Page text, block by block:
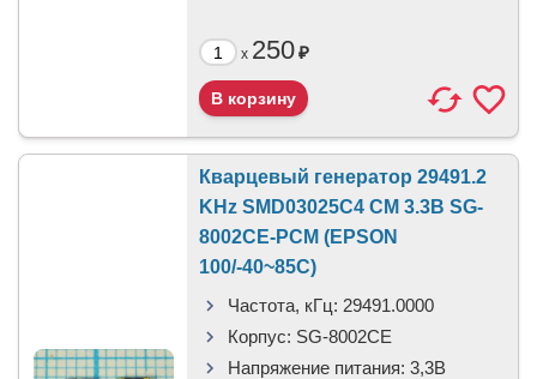
x 250₽
Кварцевый генератор 29491.2
KHz SMD03025C4 CM 3.3В SG-
8002CE-PCM (EPSON
100/-40~85C)
Частота, кГц: 29491.0000
Корпус: SG-8002CE
Напряжение питания: 3,3B